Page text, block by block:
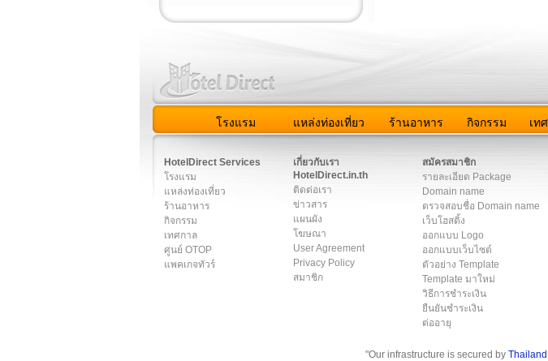
โรงแรม แหล่งท่องเที่ยว ร้านอาหาร กิจกรรม เท
HotelDirect Services
โรงแรม
แหล่งท่องเที่ยว
ร้านอาหาร
กิจกรรม
เทศกาล
ศูนย์ OTOP
แพคเกจทัวร์
เกี่ยวกับเรา
HotelDirect.in.th
ติดต่อเรา
ข่าวสาร
แผนผัง
โฆษณา
User Agreement
Privacy Policy
สมาชิก
สมัครสมาชิก
รายละเอียด Package
Domain name
ตรวจสอบชื่อ Domain name
เว็บโฮสติ้ง
ออกแบบ Logo
ออกแบบเว็บไซต์
ตัวอย่าง Template
Template มาใหม่
วิธีการชำระเงิน
ยืนยันชำระเงิน
ต่ออายุ
"Our infrastructure is secured by